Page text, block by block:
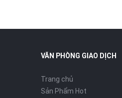
VĂN PHÒNG GIAO DỊCH
Trang chủ
Sản Phẩm Hot